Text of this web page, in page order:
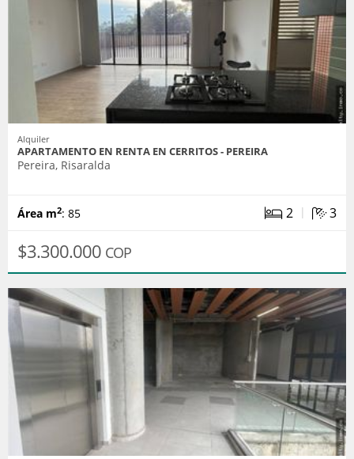
Alquiler
APARTAMENTO EN RENTA EN CERRITOS - PEREIRA
Pereira, Risaralda
Área m2: 85 2 | 3
$3.300.000 COP